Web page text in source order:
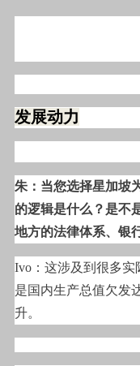
发展动力
朱：当您选择星加坡
的逻辑是什么？是不
地方的法律体系、银
Ivo ：这涉及到很多
是国内生产总值欠发
升。